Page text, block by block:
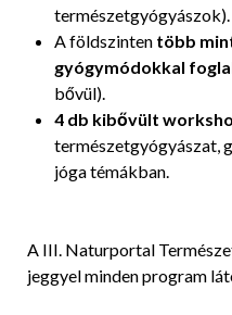
természetgyógyászok).
A földszinten több
gyógymódokkal
bővül).
4 db kibővült
természetgyógyászat,
jóga témákban.
A III. Naturportal
jeggyel minden program